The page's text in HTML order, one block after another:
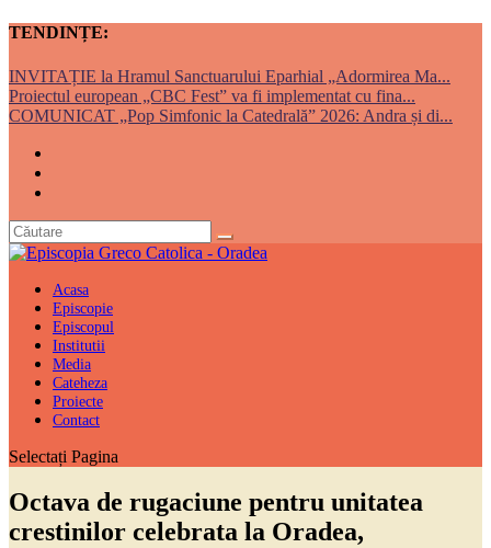
TENDINȚE:
INVITAȚIE la Hramul Sanctuarului Eparhial „Adormirea Ma...
Proiectul european „CBC Fest” va fi implementat cu fina...
COMUNICAT „Pop Simfonic la Catedrală” 2026: Andra și di...
Acasa
Episcopie
Episcopul
Institutii
Media
Cateheza
Proiecte
Contact
Selectați Pagina
Octava de rugaciune pentru unitatea
crestinilor celebrata la Oradea,